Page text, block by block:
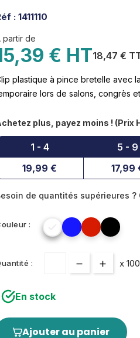
: 1411110
partir de
€ HT18,47 €
plastique à pince bretelle avec
lors de salons, congrès
plus, payez moins ! (Prix
1 - 4
19,99 €
5 - 9
17,99
de quantités supérieures
:
: x 100
En stock
Ajouter au panier